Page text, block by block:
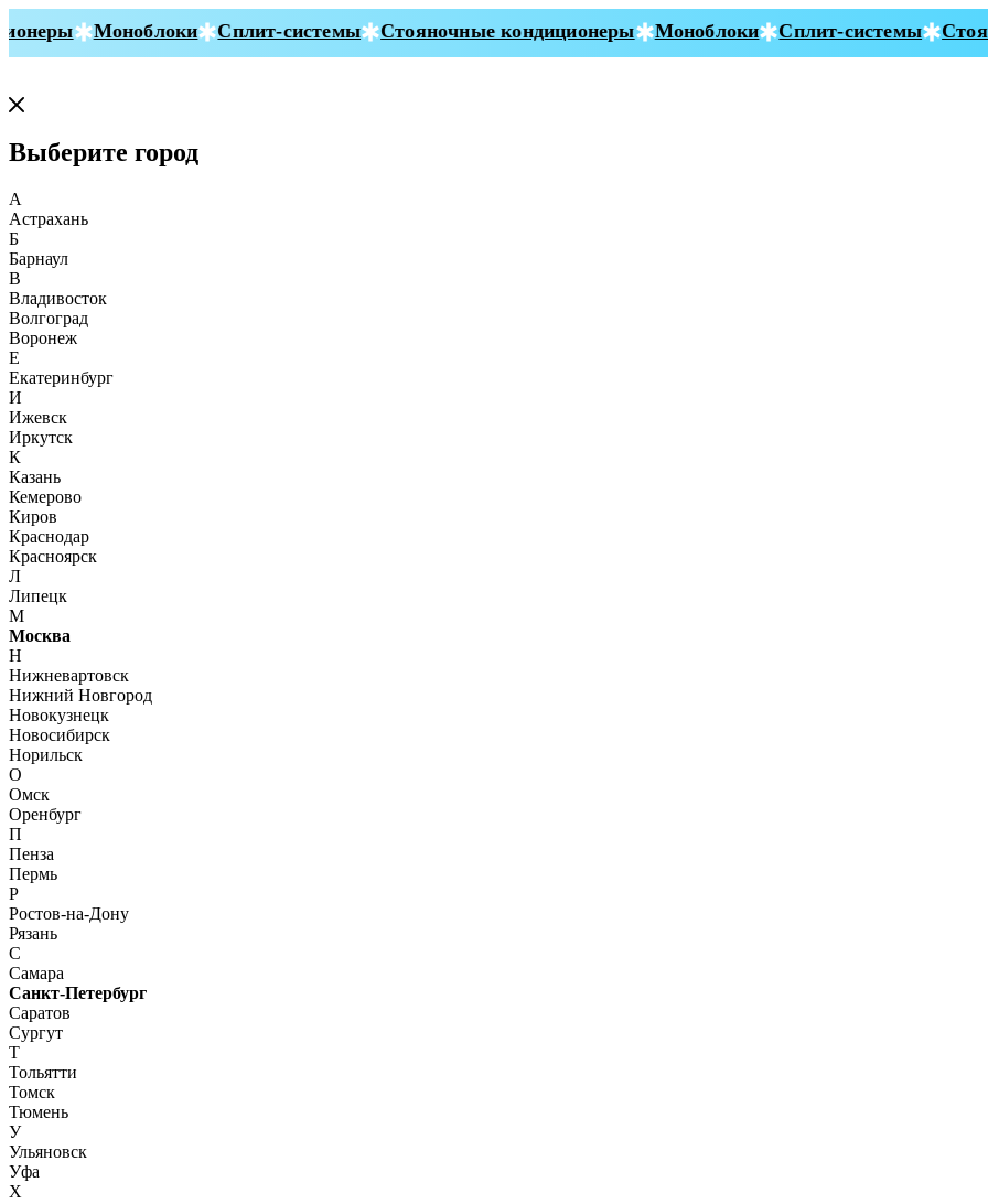
Моноблоки Сплит-системы Стояночные кондиционеры Моноблоки Сплит-системы
Выберите город
А
Астрахань
Б
Барнаул
В
Владивосток
Волгоград
Воронеж
Е
Екатеринбург
И
Ижевск
Иркутск
К
Казань
Кемерово
Киров
Краснодар
Красноярск
Л
Липецк
М
Москва
Н
Нижневартовск
Нижний Новгород
Новокузнецк
Новосибирск
Норильск
О
Омск
Оренбург
П
Пенза
Пермь
Р
Ростов-на-Дону
Рязань
С
Самара
Санкт-Петербург
Саратов
Сургут
Т
Тольятти
Томск
Тюмень
У
Ульяновск
Уфа
Х